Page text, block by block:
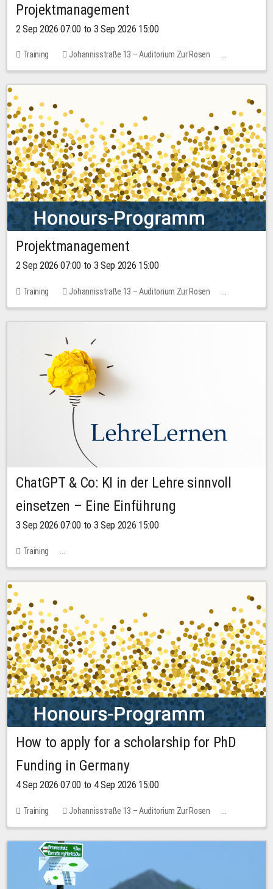
Projektmanagement
2 Sep 2026 07:00 to 3 Sep 2026 15:00
Training
Johannisstraße 13 – Auditorium Zur Rosen
No free places
30.00 EUR
Projektmanagement
2 Sep 2026 07:00 to 3 Sep 2026 15:00
Training
Johannisstraße 13 – Auditorium Zur Rosen
1 place
ChatGPT & Co: KI in der Lehre sinnvoll
einsetzen – Eine Einführung
3 Sep 2026 07:00 to 3 Sep 2026 15:00
Training
Bachstraße 18k - SR 102 (Seminarraum Servicestelle LehreLernen)
How to apply for a scholarship for PhD
Funding in Germany
4 Sep 2026 07:00 to 4 Sep 2026 15:00
Training
Johannisstraße 13 – Auditorium Zur Rosen
No free places